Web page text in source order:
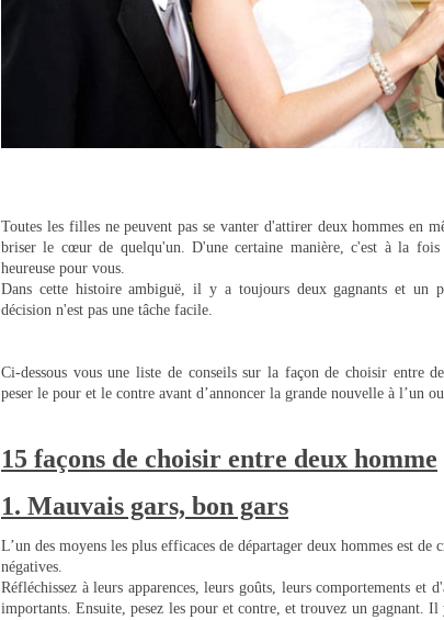
Toutes les filles ne peuvent pas se vanter d'attirer deux hommes en
briser le cœur de quelqu'un. D'une certaine manière, c'est à la
heureuse pour vous.
Dans cette histoire ambiguë, il y a toujours deux gagnants et un
décision n'est pas une tâche facile.
Ci-dessous vous une liste de conseils sur la façon de choisir entre
peser le pour et le contre avant d’annoncer la grande nouvelle à l’un
15 façons de choisir entre deux homme
1. Mauvais gars, bon gars
L’un des moyens les plus efficaces de départager deux hommes est de
négatives.
Réfléchissez à leurs apparences, leurs goûts, leurs comportements et
importants. Ensuite, pesez les pour et contre, et trouvez un gagnant. Il